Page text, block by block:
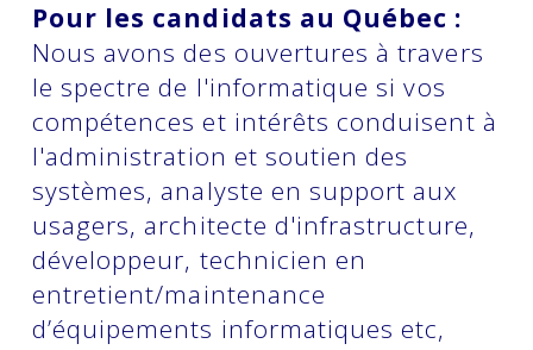
Pour les candidats au Québec :
Nous avons des ouvertures à travers
le spectre de l'informatique si vos
compétences et intérêts conduisent à
l'administration et soutien des
systèmes, analyste en support aux
usagers, architecte d'infrastructure,
développeur, technicien en
entretient/maintenance
d’équipements informatiques etc,